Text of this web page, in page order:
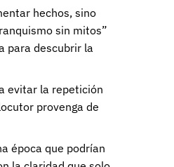
hechos, sino
sin mitos”
para descubrir la
evitar la repetición
provenga de
época que podrían